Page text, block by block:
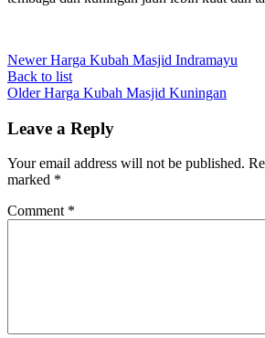
Newer Harga Kubah Masjid Indramayu
Back to list
Older Harga Kubah Masjid Kuningan
Leave a Reply
Your email address will not be published.
marked *
Comment *